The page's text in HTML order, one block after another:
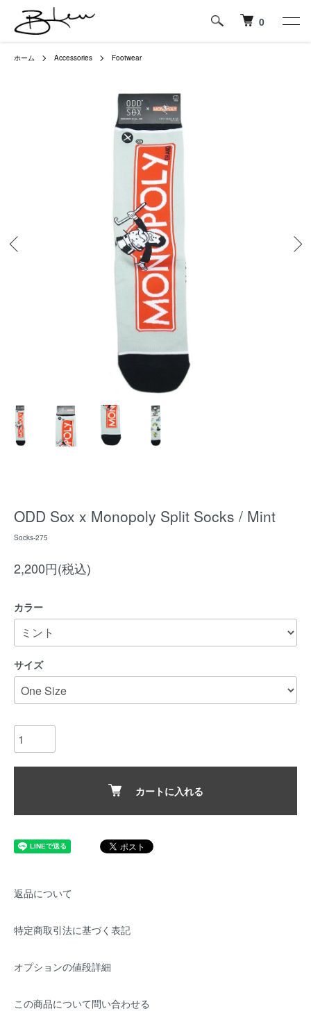
0
ホーム Accessories Footwear
ODD Sox x Monopoly Split Socks / Mint
Socks-275
2,200円(税込)
カラー
サイズ
カートに入れる
返品について
特定商取引法に基づく表記
オプションの値段詳細
この商品について問い合わせる